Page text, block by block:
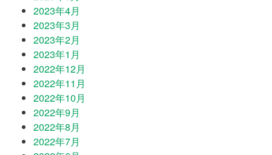
2023年4月
2023年3月
2023年2月
2023年1月
2022年12月
2022年11月
2022年10月
2022年9月
2022年8月
2022年7月